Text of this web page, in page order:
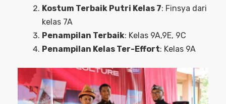
Kostum Terbaik Putri Kelas 7: Finsya dari
kelas 7A
Penampilan Terbaik: Kelas 9A,9E, 9C
Penampilan Kelas Ter-Effort: Kelas 9A